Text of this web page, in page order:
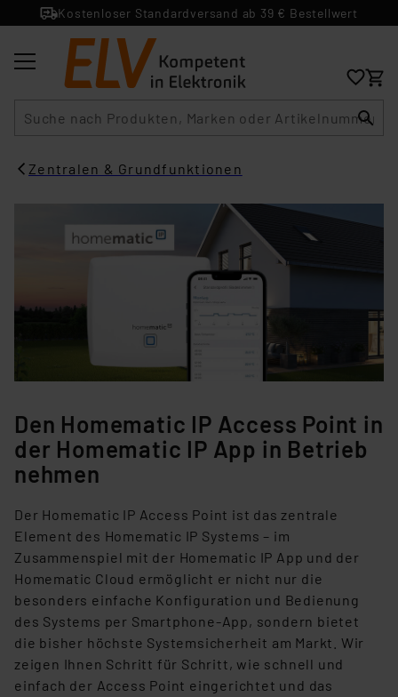
Kostenloser Standardversand ab 39 € Bestellwert
Zentralen & Grundfunktionen
Den Homematic IP Access Point in
der Homematic IP App in Betrieb
nehmen
Der Homematic IP Access Point ist das zentrale
Element des Homematic IP Systems – im
Zusammenspiel mit der Homematic IP App und der
Homematic Cloud ermöglicht er nicht nur die
besonders einfache Konfiguration und Bedienung
des Systems per Smartphone-App, sondern bietet
die bisher höchste Systemsicherheit am Markt. Wir
zeigen Ihnen Schritt für Schritt, wie schnell und
einfach der Access Point eingerichtet und das